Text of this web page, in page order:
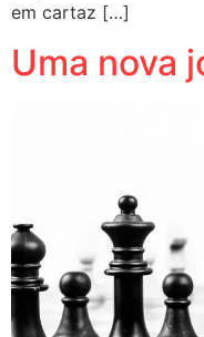
em cartaz […]
Uma nova